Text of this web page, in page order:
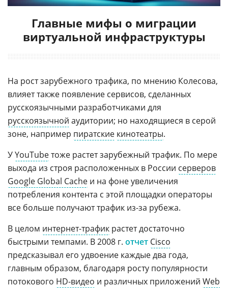
Главные мифы о миграции
виртуальной инфраструктуры
На рост зарубежного трафика, по мнению Колесова,
влияет также появление сервисов, сделанных
русскоязычными разработчиками для
русскоязычной аудитории; но находящиеся в серой
зоне, например пиратские кинотеатры.
УYouTubeтоже растет зарубежный трафик. По мере
выхода из строя расположенных в России серверов
Google Global Cache и на фоне увеличения
потребления контента с этой площадки операторы
все больше получают трафик из-за рубежа.
В целом интернет-трафик растет достаточно
быстрыми темпами. В 2008 г. отчет Cisco
предсказывал его удвоение каждые два года,
главным образом, благодаря росту популярности
потокового HD-видео и различных приложений Web